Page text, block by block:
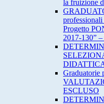
la fruizione
Progetto
2017-130”
Graduatorie
ESCLUSO